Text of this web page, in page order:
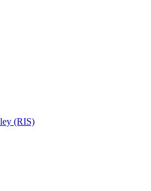
(RIS)